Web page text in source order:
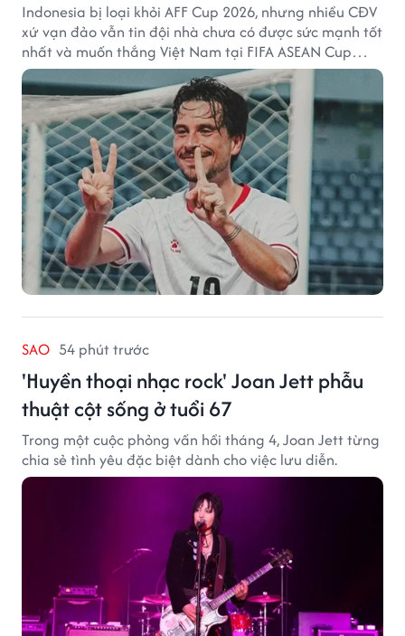
Indonesia bị loại khỏi AFF Cup 2026, nhưng nhiều CĐV
xứ vạn đảo vẫn tin đội nhà chưa có được sức mạnh tốt
nhất và muốn thắng Việt Nam tại FIFA ASEAN Cup
2026.
SAO 54 phút trước
'Huyền thoại nhạc rock' Joan Jett phẫu
thuật cột sống ở tuổi 67
Trong một cuộc phỏng vấn hồi tháng 4, Joan Jett từng
chia sẻ tình yêu đặc biệt dành cho việc lưu diễn.